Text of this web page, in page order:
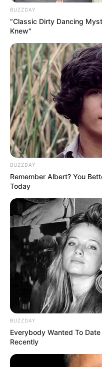
Freizeitparks,
schönsten
Selbstverständlich
Tieren perE-Mail
Deutschlandweit
eintragen:
Wäre es nicht besser,
Generäle mit Knüppeln
statt mit ihren
zu ermorden?
Quermania folgen:
BUZZDAY
“Classic Dirty Dancing
Knew"
BUZZDAY
Remember Albert? You
Today
BUZZDAY
Everybody Wanted To
Recently